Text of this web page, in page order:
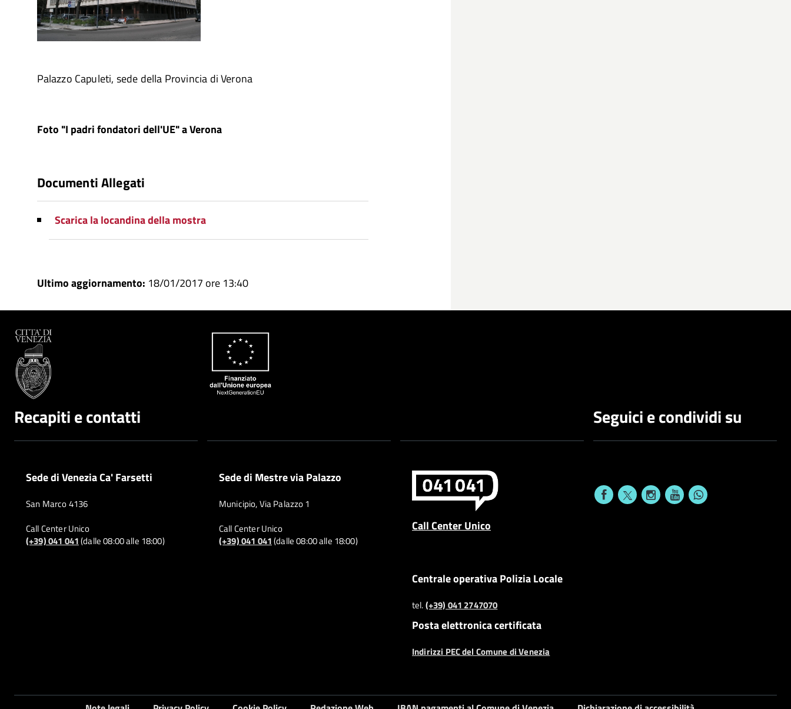
Palazzo Capuleti, sede della Provincia di Verona
Foto "I padri fondatori dell'UE" a Verona
Documenti Allegati
Scarica la locandina della mostra
Ultimo aggiornamento: 18/01/2017 ore 13:40
Recapiti e contatti
Sede di Venezia Ca' Farsetti
San Marco 4136
Call Center Unico
(+39) 041 041(dalle 08:00 alle 18:00)
Sede di Mestre via Palazzo
Municipio, Via Palazzo 1
Call Center Unico
(+39) 041 041(dalle 08:00 alle 18:00)
Call Center Unico
Centrale operativa Polizia Locale
tel.(+39) 041 2747070
Posta elettronica certificata
Indirizzi PEC del Comune di Venezia
Seguici e condividi su